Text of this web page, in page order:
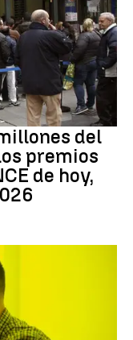
del
premios
de hoy,